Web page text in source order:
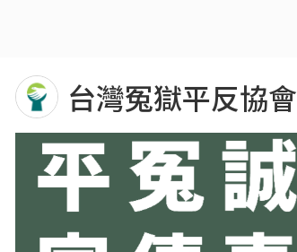
台灣冤獄平反協會